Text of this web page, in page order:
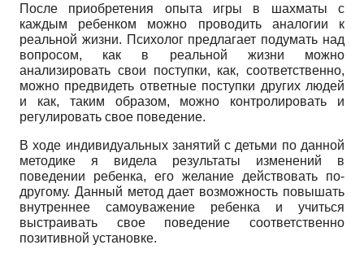
После приобретения опыта игры в шахматы с
каждым ребенком можно проводить аналогии к
реальной жизни. Психолог предлагает подумать над
вопросом, как в реальной жизни можно
анализировать свои поступки, как, соответственно,
можно предвидеть ответные поступки других людей
и как, таким образом, можно контролировать и
регулировать свое поведение.
В ходе индивидуальных занятий с детьми по данной
методике я видела результаты изменений в
поведении ребенка, его желание действовать по-
другому. Данный метод дает возможность повышать
внутреннее самоуважение ребенка и учиться
выстраивать свое поведение соответственно
позитивной установке.